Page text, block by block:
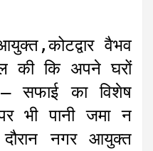
वैभव
की कि अपने घरों
सफाई का विशेष
भी पानी जमा न
नगर आयुक्त